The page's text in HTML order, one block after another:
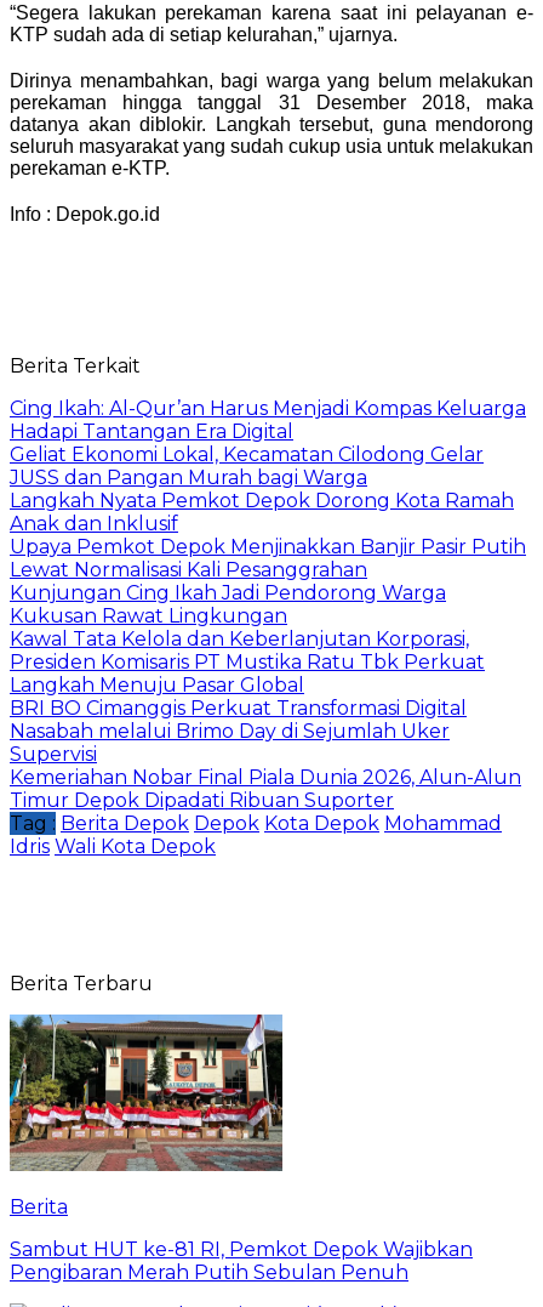
“Segera lakukan perekaman karena saat ini pelayanan e-
KTP sudah ada di setiap kelurahan,” ujarnya.
Dirinya menambahkan, bagi warga yang belum melakukan
perekaman hingga tanggal 31 Desember 2018, maka
datanya akan diblokir. Langkah tersebut, guna mendorong
seluruh masyarakat yang sudah cukup usia untuk melakukan
perekaman e-KTP.
Info : Depok.go.id
Berita Terkait
Cing Ikah: Al-Qur’an Harus Menjadi Kompas Keluarga
Hadapi Tantangan Era Digital
Geliat Ekonomi Lokal, Kecamatan Cilodong Gelar
JUSS dan Pangan Murah bagi Warga
Langkah Nyata Pemkot Depok Dorong Kota Ramah
Anak dan Inklusif
Upaya Pemkot Depok Menjinakkan Banjir Pasir Putih
Lewat Normalisasi Kali Pesanggrahan
Kunjungan Cing Ikah Jadi Pendorong Warga
Kukusan Rawat Lingkungan
Kawal Tata Kelola dan Keberlanjutan Korporasi,
Presiden Komisaris PT Mustika Ratu Tbk Perkuat
Langkah Menuju Pasar Global
BRI BO Cimanggis Perkuat Transformasi Digital
Nasabah melalui Brimo Day di Sejumlah Uker
Supervisi
Kemeriahan Nobar Final Piala Dunia 2026, Alun-Alun
Timur Depok Dipadati Ribuan Suporter
Tag : Berita Depok Depok Kota Depok Mohammad
Idris Wali Kota Depok
Berita Terbaru
Berita
Sambut HUT ke-81 RI, Pemkot Depok Wajibkan
Pengibaran Merah Putih Sebulan Penuh